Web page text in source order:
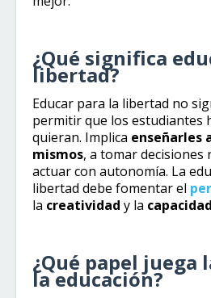
¿Qué significa
libertad?
Educar para la libertad no
permitir que los estudiantes
quieran. Implica enseñarles
mismos, a tomar decisiones
actuar con autonomía. La
libertad debe fomentar el
la creatividad y la
¿Qué papel juega
la educación?